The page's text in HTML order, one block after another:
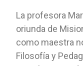
La profesora
oriunda de
como maestra
Filosofía y